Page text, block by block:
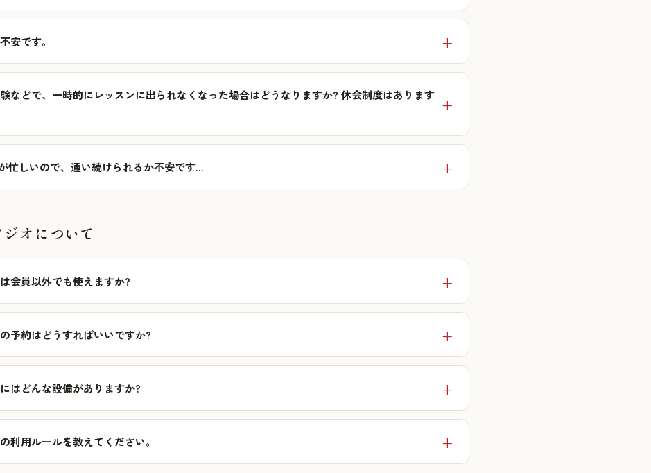
安です。
などで、一時的にレッスンに出られなくなった場合はどうなりますか? 休会制度はあります
忙しいので、通い続けられるか不安です…
オについて
会員以外でも使えますか?
予約はどうすればいいですか?
はどんな設備がありますか?
利用ルールを教えてください。